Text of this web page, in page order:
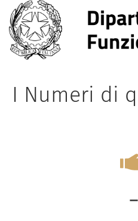
I Numeri di
-